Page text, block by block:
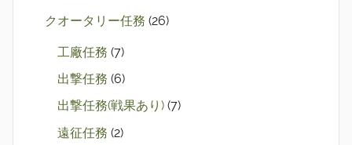
クオータリー任務 (26)
工廠任務 (7)
出撃任務 (6)
出撃任務(戦果あり) (7)
遠征任務 (2)